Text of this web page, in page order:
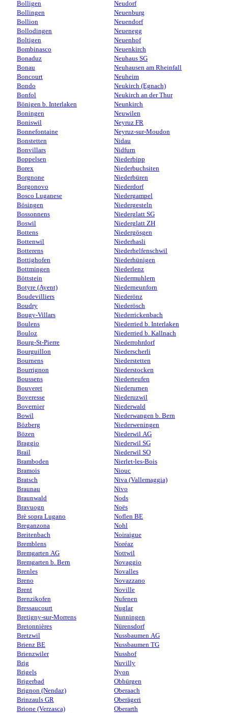
Bolligen
Bollingen
Bollion
Bollodingen
Boltigen
Bombinasco
Bonaduz
Bonau
Boncourt
Bondo
Bonfol
Bönigen b. Interlaken
Boningen
Boniswil
Bonnefontaine
Bonstetten
Bonvillars
Boppelsen
Borex
Borgnone
Borgonovo
Bosco Luganese
Bösingen
Bossonnens
Boswil
Bottens
Bottenwil
Botterens
Bottighofen
Bottmingen
Böttstein
Botyre (Ayent)
Boudevilliers
Boudry
Bougy-Villars
Boulens
Bouloz
Bourg-St-Pierre
Bourguillon
Bournens
Bourrignon
Boussens
Bouveret
Boveresse
Bovernier
Bowil
Bözberg
Bözen
Braggio
Brail
Bramboden
Bramois
Bratsch
Braunau
Braunwald
Bravuogn
Brè sopra Lugano
Breganzona
Breitenbach
Bremblens
Bremgarten AG
Bremgarten b. Bern
Brenles
Breno
Brent
Brenzikofen
Bressaucourt
Bretigny-sur-Morrens
Bretonnières
Bretzwil
Brienz BE
Brienzwiler
Brig
Brigels
Brigerbad
Brignon (Nendaz)
Brinzauls GR
Brione (Verzasca)
Neudorf
Neuenburg
Neuendorf
Neuenegg
Neuenhof
Neuenkirch
Neuhaus SG
Neuhausen am Rheinfall
Neuheim
Neukirch (Egnach)
Neukirch an der Thur
Neunkirch
Neuwilen
Neyruz FR
Neyruz-sur-Moudon
Nidau
Nidfurn
Niederbipp
Niederbuchsiten
Niederbüren
Niederdorf
Niedergampel
Niedergesteln
Niederglatt SG
Niederglatt ZH
Niedergösgen
Niederhasli
Niederhelfenschwil
Niederhünigen
Niederlenz
Niedermuhlern
Niederneunforn
Niederönz
Niederösch
Niederrickenbach
Niederried b. Interlaken
Niederried b. Kallnach
Niederrohrdorf
Niederscherli
Niederstetten
Niederstocken
Niederteufen
Niederurnen
Niederuzwil
Niederwald
Niederwangen b. Bern
Niederweningen
Niederwil AG
Niederwil SG
Niederwil SO
Nierlet-les-Bois
Niouc
Niva (Vallemaggia)
Nivo
Nods
Noës
Noflen BE
Nohl
Noiraigue
Noréaz
Nottwil
Novaggio
Novalles
Novazzano
Noville
Nufenen
Nuglar
Nunningen
Nürensdorf
Nussbaumen AG
Nussbaumen TG
Nusshof
Nuvilly
Nyon
Obbürgen
Oberaach
Oberägeri
Oberarth